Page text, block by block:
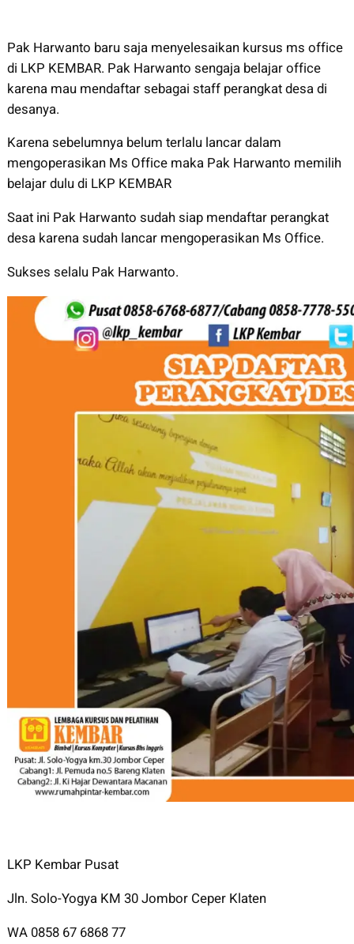
Pak Harwanto baru saja menyelesaikan kursus ms office
di LKP KEMBAR. Pak Harwanto sengaja belajar office
karena mau mendaftar sebagai staff perangkat desa di
desanya.
Karena sebelumnya belum terlalu lancar dalam
mengoperasikan Ms Office maka Pak Harwanto memilih
belajar dulu di LKP KEMBAR
Saat ini Pak Harwanto sudah siap mendaftar perangkat
desa karena sudah lancar mengoperasikan Ms Office.
Sukses selalu Pak Harwanto.
LKP Kembar Pusat
Jln. Solo-Yogya KM 30 Jombor Ceper Klaten
WA 0858 67 6868 77